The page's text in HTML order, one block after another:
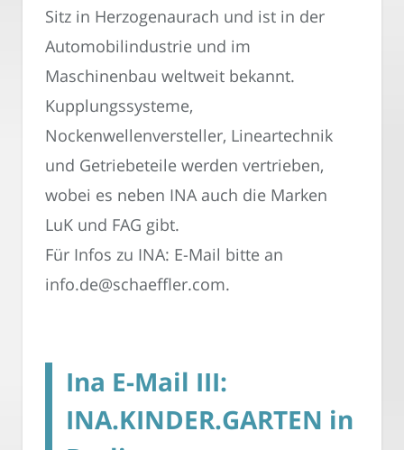
Sitz in Herzogenaurach und ist in der
Automobilindustrie und im
Maschinenbau weltweit bekannt.
Kupplungssysteme,
Nockenwellenversteller, Lineartechnik
und Getriebeteile werden vertrieben,
wobei es neben INA auch die Marken
LuK und FAG gibt.
Für Infos zu INA: E-Mail bitte an
info.de@schaeffler.com.
Ina E-Mail III:
INA.KINDER.GARTEN in